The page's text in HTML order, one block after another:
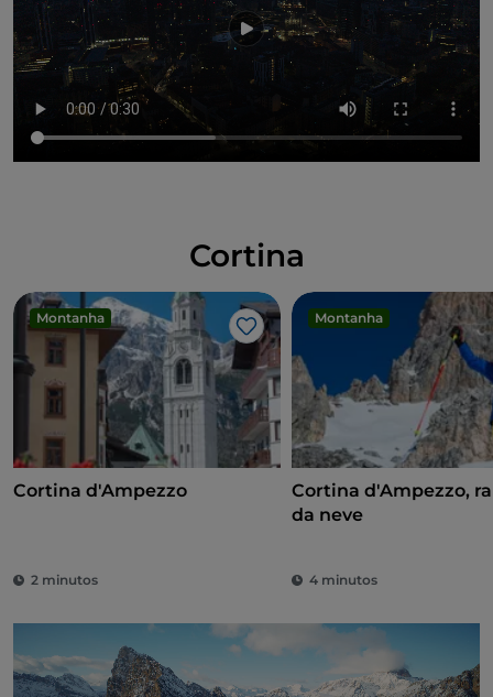
Cortina
Montanha
Gosto
Cortina d'Ampezzo
2 minutos
Montanha
Cortina d'Ampezzo,
da neve
4 minutos